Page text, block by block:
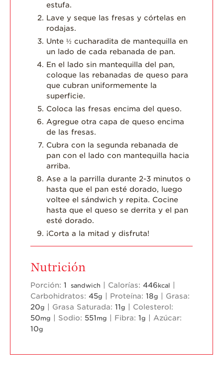
estufa.
Lave y seque las fresas y córtelas en
rodajas.
Unte ½ cucharadita de mantequilla en
un lado de cada rebanada de pan.
En el lado sin mantequilla del pan,
coloque las rebanadas de queso para
que cubran uniformemente la
superficie.
Coloca las fresas encima del queso.
Agregue otra capa de queso encima
de las fresas.
Cubra con la segunda rebanada de
pan con el lado con mantequilla hacia
arriba.
Ase a la parrilla durante 2-3 minutos o
hasta que el pan esté dorado, luego
voltee el sándwich y repita. Cocine
hasta que el queso se derrita y el pan
esté dorado.
¡Corta a la mitad y disfruta!
Nutrición
Porción: 1 sandwich Calorías: 446kcal
Carbohidratos: 45g Proteína: 18g
Grasa:
20g Grasa Saturada: 11g
Colesterol:
50mg Sodio: 551 mg Fibra: 1g
Azúcar:
10g